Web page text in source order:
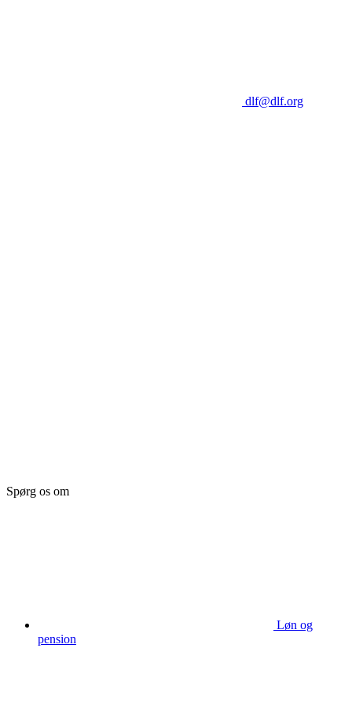
dlf@dlf.org
Spørg os om
Løn og
pension